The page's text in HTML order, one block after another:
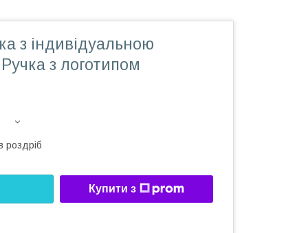
з індивідуальною
з логотипом
роздріб
Купити з